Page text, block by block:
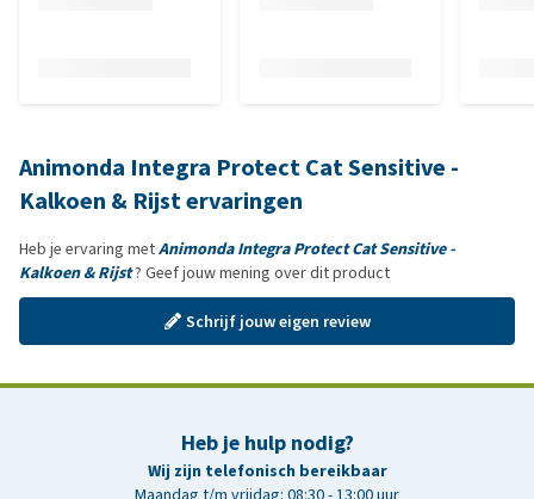
Animonda Integra Protect Cat Sensitive -
Kalkoen & Rijst ervaringen
Heb je ervaring metAnimonda Integra Protect Cat Sensitive -
Kalkoen & Rijst? Geef jouw mening over dit product
Schrijf jouw eigen review
Heb je hulp nodig?
Wij zijn telefonisch bereikbaar